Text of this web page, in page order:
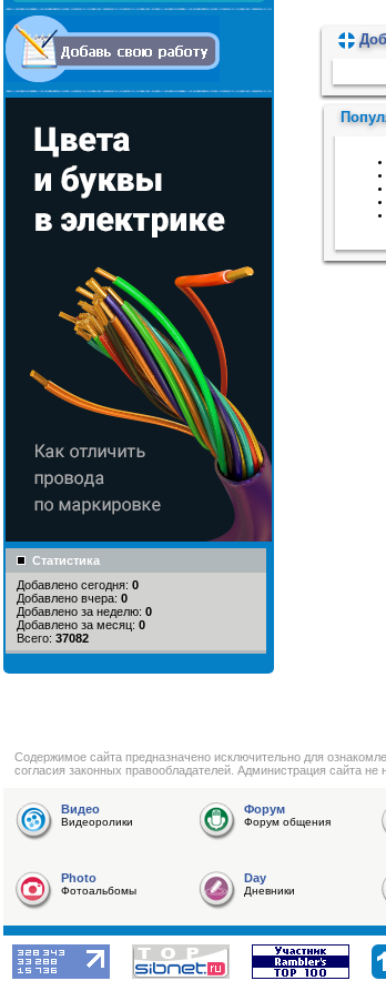
Статистика
Добавлено сегодня: 0
Добавлено вчера: 0
Добавлено за неделю: 0
Добавлено за месяц: 0
Всего: 37082
Cодержимое сайта предназначено исключительно для
согласия законных правообладателей. Администрация сайта
Видео
Видеоролики
Форум
Форум общения
Photo
Фотоальбомы
Day
Дневники